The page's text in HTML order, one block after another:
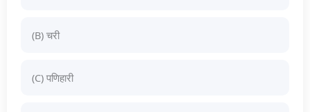
(B) चरी
(C) पणिहारी